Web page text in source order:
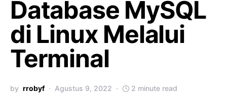
Database MySQL
di Linux Melalui
Terminal
by rrobyf Agustus 9, 2022 2 minute read